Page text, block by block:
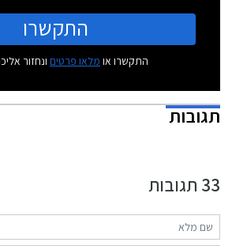
התקשרו
התקשרו או מלאו פרטים ונחזור
תגובות
33 תגובות